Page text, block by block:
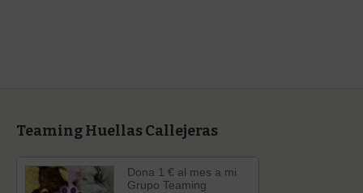
Teaming Huellas Callejeras